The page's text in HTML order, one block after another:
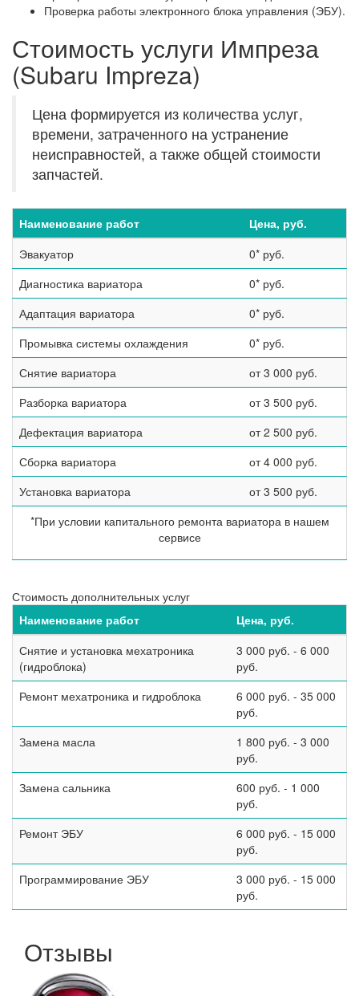
Проверка работы электронного блока управления (ЭБУ).
Стоимость услуги Импреза
(Subaru Impreza)
Цена формируется из количества услуг,
времени, затраченного на устранение
неисправностей, а также общей стоимости
запчастей.
Наименование работ
Цена, руб.
Эвакуатор
0* руб.
Диагностика вариатора
0* руб.
Адаптация вариатора
0* руб.
Промывка системы охлаждения
0* руб.
Снятие вариатора
от 3 000 руб.
Разборка вариатора
от 3 500 руб.
Дефектация вариатора
от 2 500 руб.
Сборка вариатора
от 4 000 руб.
Установка вариатора
от 3 500 руб.
*При условии капитального ремонта вариатора в нашем
сервисе
Стоимость дополнительных услуг
Наименование работ
Цена, руб.
Снятие и установка мехатроника
(гидроблока)
3 000 руб. - 6 000
руб.
Ремонт мехатроника и гидроблока
6 000 руб. - 35 000
руб.
Замена масла
1 800 руб. - 3 000
руб.
Замена сальника
600 руб. - 1 000
руб.
Ремонт ЭБУ
6 000 руб. - 15 000
руб.
Программирование ЭБУ
3 000 руб. - 15 000
руб.
Отзывы